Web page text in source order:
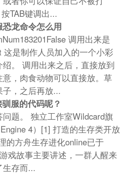
TAB键调出...
龙命令怎么用
调用出来是
这是制作人员加入的一个小彩
。 调用出来之后，直接放到
，肉食动物可以直接放。草
，之后再放...
服的代码呢？
题。 独立工作室Wildcard旗
4）[1] 打造的生存类开放
的方舟生存进化online已于
戏故事主要讲述，一群人醒来
存而...